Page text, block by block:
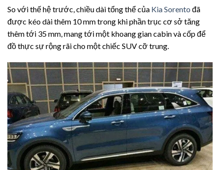
So với thế hệ trước, chiều dài tổng thể của Kia Sorento đã
được kéo dài thêm 10 mm trong khi phần trục cơ sở tăng
thêm tới 35 mm, mang tới một khoang gian cabin và cốp để
đồ thực sự rộng rãi cho một chiếc SUV cỡ trung.